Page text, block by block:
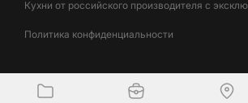
Кухни от российского производителя с
Политика конфиденциальности